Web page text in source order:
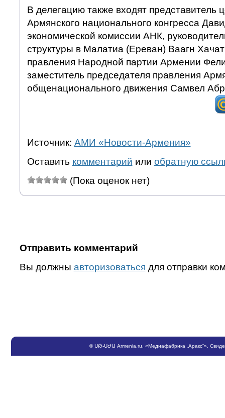
В делегацию также входят представитель
Армянского национального конгресса
экономической комиссии АНК,
структуры в Малатиа (Ереван) Ваагн
правления Народной партии Армении
заместитель председателя правления
общенационального движения Самвел
Источник: АМИ «Новости-Армения»
Оставить комментарий или обратную
(Пока оценок нет)
Отправить комментарий
Вы должны авторизоваться для отправки
©ՍԹ-ՍԺԱ Armenia.ru , «Медиафабрика „Аракс“».